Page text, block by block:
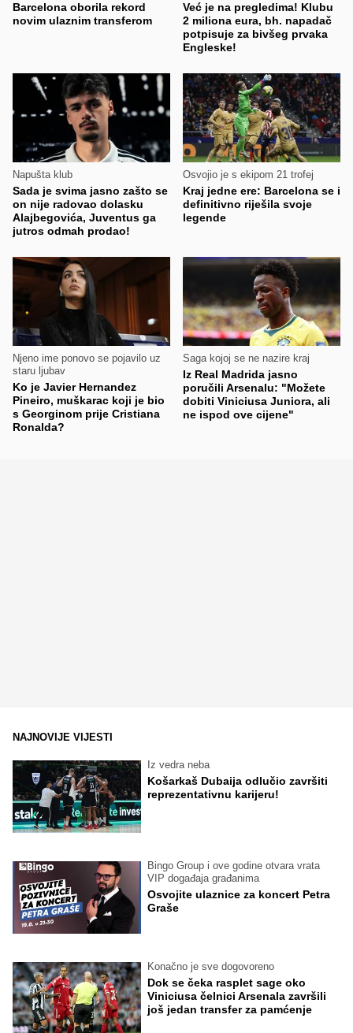
Barcelona oborila rekord
novim ulaznim transferom
Već je na pregledima! Klubu
2 miliona eura, bh. napadač
potpisuje za bivšeg prvaka
Engleske!
Napušta klub
Sada je svima jasno zašto se
on nije radovao dolasku
Alajbegovića, Juventus ga
jutros odmah prodao!
Osvojio je s ekipom 21 trofej
Kraj jedne ere: Barcelona se i
definitivno riješila svoje
legende
Njeno ime ponovo se pojavilo uz
staru ljubav
Ko je Javier Hernandez
Pineiro, muškarac koji je bio
s Georginom prije Cristiana
Ronalda?
Saga kojoj se ne nazire kraj
Iz Real Madrida jasno
poručili Arsenalu: "Možete
dobiti Viniciusa Juniora, ali
ne ispod ove cijene"
NAJNOVIJE VIJESTI
Iz vedra neba
Košarkaš Dubaija odlučio završiti
reprezentativnu karijeru!
Bingo Group i ove godine otvara vrata
VIP događaja građanima
Osvojite ulaznice za koncert Petra
Graše
Konačno je sve dogovoreno
Dok se čeka rasplet sage oko
Viniciusa čelnici Arsenala završili
još jedan transfer za pamćenje